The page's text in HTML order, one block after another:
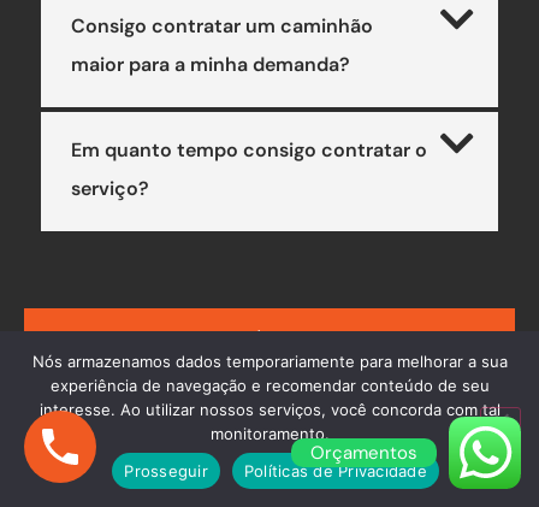
Consigo contratar um caminhão
maior para a minha demanda?
Em quanto tempo consigo contratar o
serviço?
CONTATO
Orçamentos
Nós armazenamos dados temporariamente para melhorar a sua
experiência de navegação e recomendar conteúdo de seu
interesse. Ao utilizar nossos serviços, você concorda com tal
monitoramento.
Prosseguir
Políticas de Privacidade